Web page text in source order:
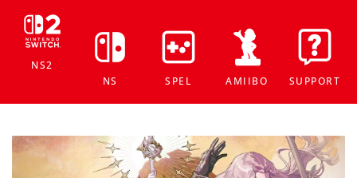
NS2
NS
SPEL AMIIBO SUPPORT